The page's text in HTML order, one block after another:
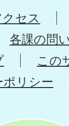
セス
各課の問
この
リシー